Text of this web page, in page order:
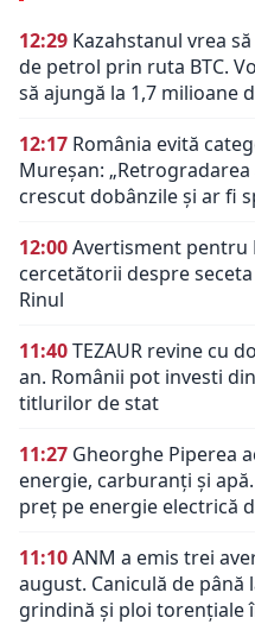
12:29 Kazahstanul vrea
de petrol prin ruta BTC.
să ajungă la 1,7 milioane
12:17 România evită
Mureșan:
crescut dobânzile şi ar fi
12:00Avertisment pentru
cercetătorii despre
Rinul
11:40TEZAUR revine cu
an. Românii pot investi
titlurilor de stat
11:27 Gheorghe Piperea
energie, carburanți și
preț pe energie electrică
11:10ANM a emis trei
august. Caniculă de până
grindină și ploi torențiale